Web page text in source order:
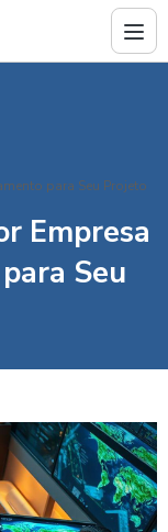
para Seu Projeto
Empresa
Seu